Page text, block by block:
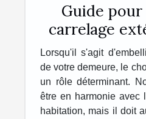
Guide
carrelage
pour
Lorsqu'il s'agit
de votre demeure, le
un rôle déterminant.
être en harmonie avec
habitation, mais il doit